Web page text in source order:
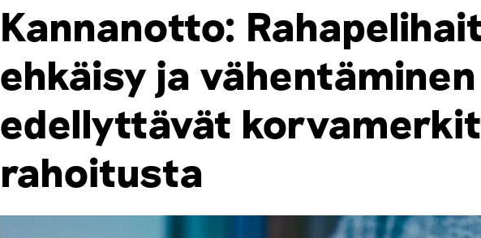
Kannanotto:
ehkäisy ja vähentäminen
edellyttävät
rahoitusta